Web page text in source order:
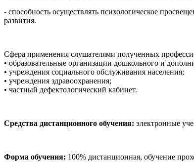
- способность осуществлять психологическое
развития.
Сфера применения слушателями полученных
• образовательные организации дошкольного и
• учреждения социального обслуживания населения;
• учреждения здравоохранения;
• частный дефектологический кабинет.
Средства дистанционного обучения: электронные
Форма обучения: 100% дистанционная, обучение